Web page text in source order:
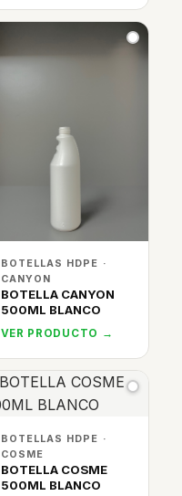
BOTELLAS HDPE ·
CANYON
BOTELLA CANYON
500ML BLANCO
VER PRODUCTO →
BOTELLAS HDPE ·
COSME
BOTELLA COSME
500ML BLANCO